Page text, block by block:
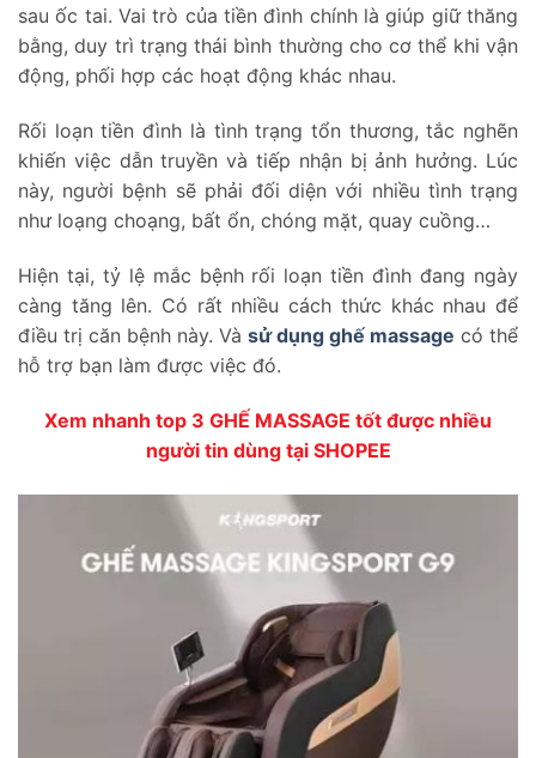
sau ốc tai. Vai trò của tiền đình chính là giúp giữ thăng
bằng, duy trì trạng thái bình thường cho cơ thể khi vận
động, phối hợp các hoạt động khác nhau.
Rối loạn tiền đình là tình trạng tổn thương, tắc nghẽn
khiến việc dẫn truyền và tiếp nhận bị ảnh hưởng. Lúc
này, người bệnh sẽ phải đối diện với nhiều tình trạng
như loạng choạng, bất ổn, chóng mặt, quay cuồng…
Hiện tại, tỷ lệ mắc bệnh rối loạn tiền đình đang ngày
càng tăng lên. Có rất nhiều cách thức khác nhau để
điều trị căn bệnh này. Và sử dụng ghế massage có thể
hỗ trợ bạn làm được việc đó.
Xem nhanh top 3 GHẾ MASSAGE tốt được nhiều
người tin dùng tại SHOPEE